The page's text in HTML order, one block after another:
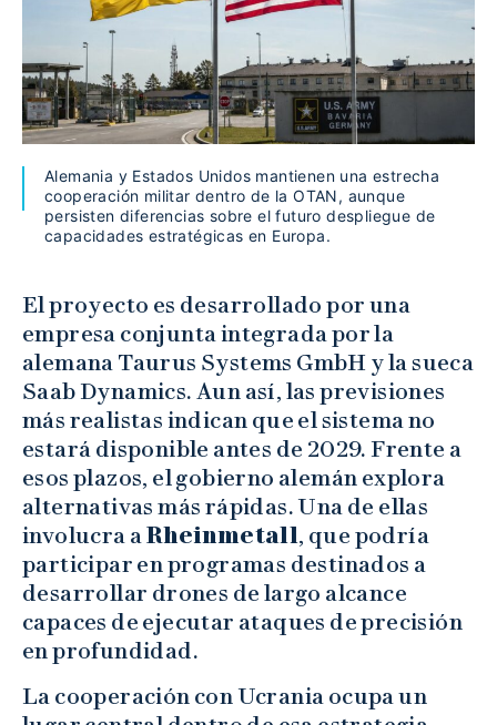
Alemania y Estados Unidos mantienen una estrecha
cooperación militar dentro de la OTAN, aunque
persisten diferencias sobre el futuro despliegue de
capacidades estratégicas en Europa.
El proyecto es desarrollado por una
empresa conjunta integrada por la
alemana Taurus Systems GmbH y la sueca
Saab Dynamics. Aun así, las previsiones
más realistas indican que el sistema no
estará disponible antes de 2029. Frente a
esos plazos, el gobierno alemán explora
alternativas más rápidas. Una de ellas
involucra aRheinmetall, que podría
participar en programas destinados a
desarrollar drones de largo alcance
capaces de ejecutar ataques de precisión
en profundidad.
La cooperación con Ucrania ocupa un